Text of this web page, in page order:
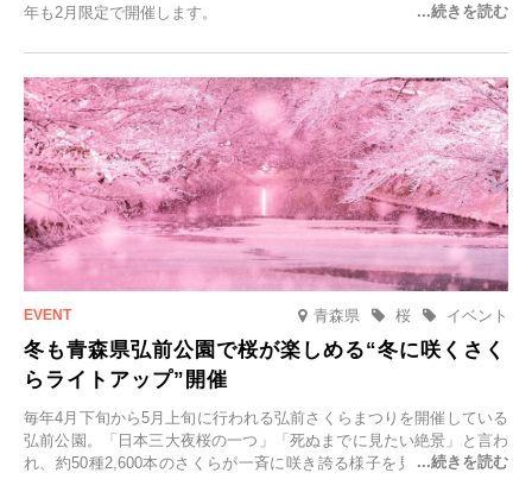
年も2月限定で開催します。
青森県 イベント
桜
冬も青森県弘前公園で桜が楽しめる“冬に咲くさく
らライトアップ”開催
毎年4月下旬から5月上旬に行われる弘前さくらまつりを開催している
弘前公園。「日本三大夜桜の一つ」「死ぬまでに見たい絶景」と言わ
れ、約50種2,600本のさくらが一斉に咲き誇る様子を見に、世界中か